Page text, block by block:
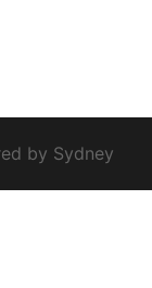
by Sydney